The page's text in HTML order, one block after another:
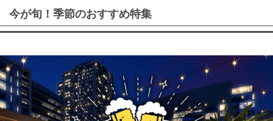
今が旬！季節のおすすめ特集